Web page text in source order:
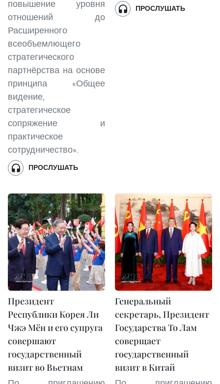
повышение уровня
отношений до
Расширенного
всеобъемлющего
стратегического
партнёрства на основе
принципа «Общее
видение,
стратегическое
сопряжение и
практическое
сотрудничество».
ПРОСЛУШАТЬ
ПРОСЛУШАТЬ
Президент
Республики Корея Ли
Чжэ Мён и его супруга
совершают
государственный
визит во Вьетнам
Генеральный
секретарь, Президент
Государства То Лам
соверщает
государственный
визит в Китай